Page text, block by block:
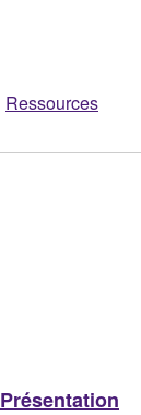
Ressources
Présentation